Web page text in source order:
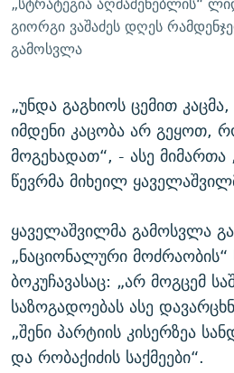
გიორგი ვაშაძეს დღეს
გამოსვლა
„უნდა გაგხიოს ცემით
იმდენი კაცობა არ გეყოთ,
მოგეხადათ“, - ასე
წევრმა მიხეილ
ყაველაშვილმა გამოსვლა
„ნაციონალური მოძრაობის“
ბოკუჩავასაც: „არ მოგცემ
საზოგადოებას ასე
„შენი პარტიის კისერზეა
და რობაქიძის საქმეები“.